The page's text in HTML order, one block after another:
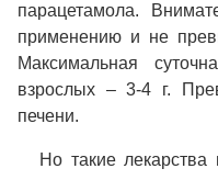
парацетамола.
применению и не
Максимальная
взрослых – 3-4 г.
печени.
Но такие